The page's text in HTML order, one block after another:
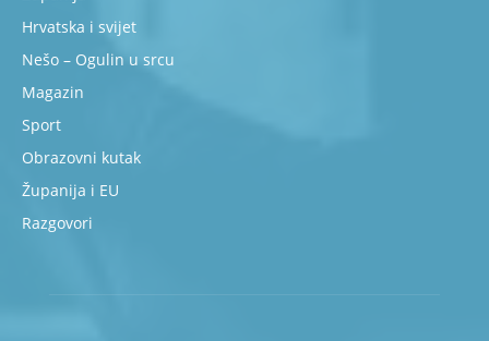
Hrvatska i svijet
Nešo – Ogulin u srcu
Magazin
Sport
Obrazovni kutak
Županija i EU
Razgovori